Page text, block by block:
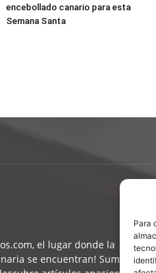
Para
encebollado canario para esta
Semana Santa
el lugar donde la
se encuentran! Sumérgete